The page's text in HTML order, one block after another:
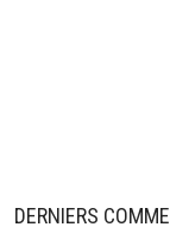
DERNIERS